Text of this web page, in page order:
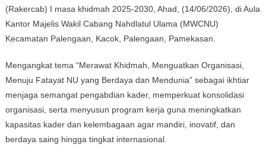
(Rakercab) I masa khidmah 2025-2030, Ahad, (14/06/2026), di Aula
Kantor Majelis Wakil Cabang Nahdlatul Ulama (MWCNU)
Kecamatan Palengaan, Kacok, Palengaan, Pamekasan.
Mengangkat tema “Merawat Khidmah, Menguatkan Organisasi,
Menuju Fatayat NU yang Berdaya dan Mendunia” sebagai ikhtiar
menjaga semangat pengabdian kader, memperkuat konsolidasi
organisasi, serta menyusun program kerja guna meningkatkan
kapasitas kader dan kelembagaan agar mandiri, inovatif, dan
berdaya saing hingga tingkat internasional.